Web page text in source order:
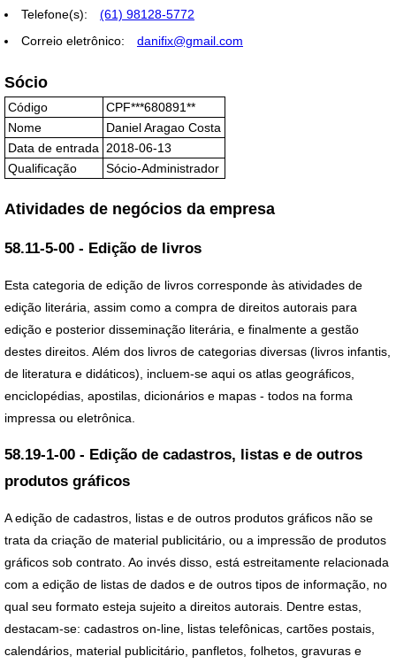
Telefone(s):
(61) 98128-5772
Correio eletrônico:
danifix@gmail.com
Sócio
Código
CPF***680891**
Nome
Daniel Aragao Costa
Data de entrada
2018-06-13
Qualificação
Sócio-Administrador
Atividades de negócios da empresa
58.11-5-00 - Edição de livros
Esta categoria de edição de livros corresponde às atividades de
edição literária, assim como a compra de direitos autorais para
edição e posterior disseminação literária, e finalmente a gestão
destes direitos. Além dos livros de categorias diversas (livros infantis,
de literatura e didáticos), incluem-se aqui os atlas geográficos,
enciclopédias, apostilas, dicionários e mapas - todos na forma
impressa ou eletrônica.
58.19-1-00 - Edição de cadastros, listas e de outros
produtos gráficos
A edição de cadastros, listas e de outros produtos gráficos não se
trata da criação de material publicitário, ou a impressão de produtos
gráficos sob contrato. Ao invés disso, está estreitamente relacionada
com a edição de listas de dados e de outros tipos de informação, no
qual seu formato esteja sujeito a direitos autorais. Dentre estas,
destacam-se: cadastros on-line, listas telefônicas, cartões postais,
calendários, material publicitário, panfletos, folhetos, gravuras e